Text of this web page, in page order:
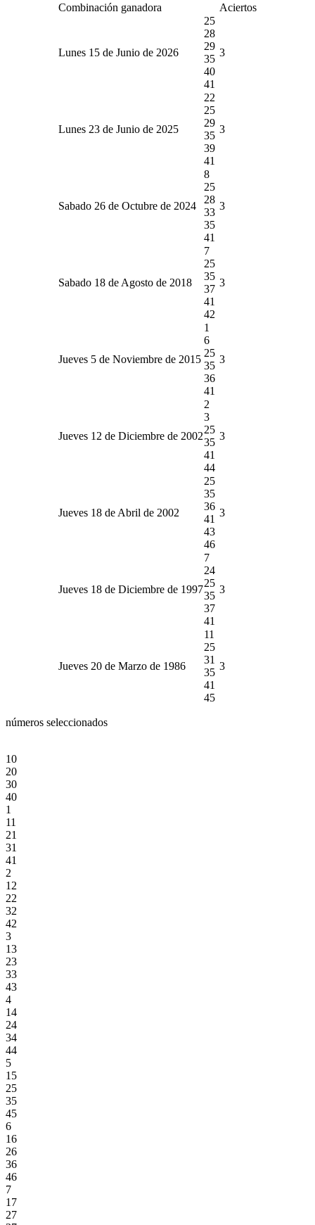
Combinación ganadora Aciertos
Lunes 15 de Junio de 2026
25
28
29
35
40
41
3
Lunes 23 de Junio de 2025
22
25
29
35
39
41
3
Sabado 26 de Octubre de 2024
8
25
28
33
35
41
3
Sabado 18 de Agosto de 2018
7
25
35
37
41
42
3
Jueves 5 de Noviembre de 2015
1
6
25
35
36
41
3
Jueves 12 de Diciembre de 2002
2
3
25
35
41
44
3
Jueves 18 de Abril de 2002
25
35
36
41
43
46
3
Jueves 18 de Diciembre de 1997
7
24
25
35
37
41
3
Jueves 20 de Marzo de 1986
11
25
31
35
41
45
3
números seleccionados
10
20
30
40
1
11
21
31
41
2
12
22
32
42
3
13
23
33
43
4
14
24
34
44
5
15
25
35
45
6
16
26
36
46
7
17
27